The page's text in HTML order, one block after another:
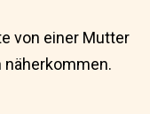
von einer Mutter
näherkommen.